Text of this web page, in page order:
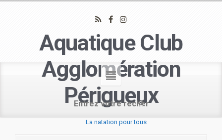
Aquatique Club
Agglomération
Périgueux
La natation pour tous